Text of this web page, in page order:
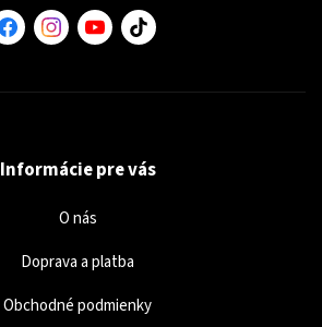
Informácie pre vás
O nás
Doprava a platba
Obchodné podmienky